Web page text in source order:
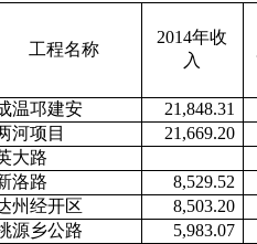
工程名称
2014年收
入
温邛建安 21,848.31
河项目
21,669.20
大路
洛路
8,529.52
州经开区
8,503.20
源乡公路
5,983.07